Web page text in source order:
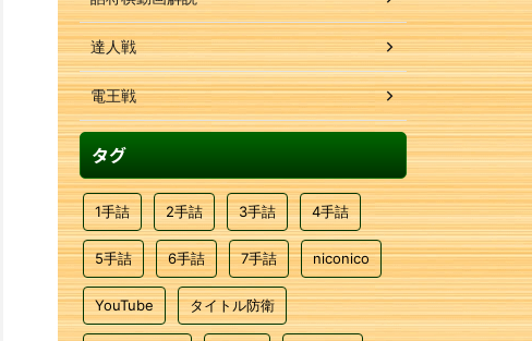
達人戦
電王戦
タグ
1手詰 2手詰 3手詰 4手詰
5手詰 6手詰 7手詰 niconico
YouTube タイトル防衛